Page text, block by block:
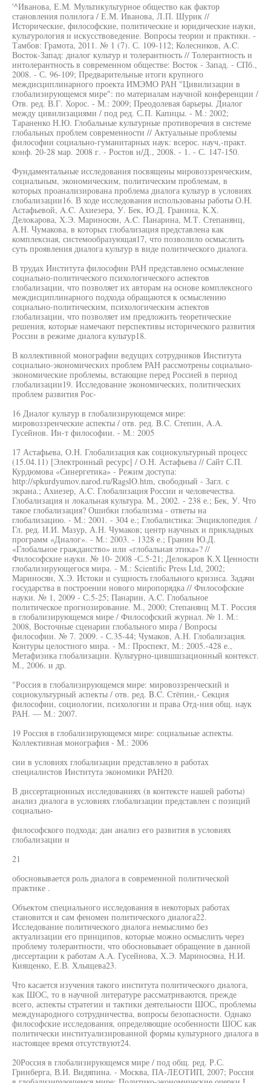
'^Иванова, Е.М. Мультикультурное общество как фактор
становления полилога / Е.М. Иванова, Л.П. Шурик //
Исторические, философские, политические и юридические науки,
культурология и искусствоведение. Вопросы теории и практики. -
Тамбов: Грамота, 2011. № 1 (7). С. 109-112; Колесников, A.C.
Восток-Запад: диалог культур и толерантность // Толерантность и
интолерантность в современном обществе: Восток - Запад. - СПб.,
2008. - С. 96-109; Предварительные итоги крупного
междисциплинарного проекта ИМЭМО РАН "Цивилизации в
глобализирующемся мире": по материалам научной конференции /
Отв. ред. В.Г. Хорос. - М.: 2009; Преодолевая барьеры. Диалог
между цивилизациями / под ред. С.П. Капицы. - М.: 2002;
Тараненко Н.Ю. Глобальные культурные противоречия в системе
глобальных проблем современности // Актуальные проблемы
философии социально-гуманитарных наук: всерос. науч,-практ.
конф. 20-28 мар. 2008 г. - Ростов н/Д., 2008. - 1. - С. 147-150.
Фундаментальные исследования посвящены мировоззренческим,
социальным, экономическим, политическим проблемам, в
которых проанализирована проблема диалога культур в условиях
глобализации16. В ходе исследования использованы работы О.Н.
Астафьевой, A.C. Ахиезера, У. Бек, Ю.Д. Гранина, К.Х.
Делокарова, Х.Э. Мариносян, A.C. Панарина, М.Т. Степанянц,
А.Н. Чумакова, в которых глобализация представлена как
комплексная, системообразующая17, что позволило осмыслить
суть проявления диалога культур в виде политического диалога.
В трудах Института философии РАН представлено осмысление
социально-политического психологического аспектов
глобализации, что позволяет их авторам на основе комплексного
междисциплинарного подхода обращаются к осмыслению
социально-политическим, психологическим аспектов
глобализации, что позволяет им предложить теоретические
решения, которые намечают перспективы исторического развития
России в режиме диалога культур18.
В коллективной монографии ведущих сотрудников Института
социально-экономических проблем РАН рассмотрены социально-
экономические проблемы, встающие перед Россией в период
глобализации19. Исследование экономических, политических
проблем развития Рос-
16 Диалог культур в глобализирующемся мире:
мировоззренческие аспекты / отв. ред. B.C. Степин, A.A.
Гусейнов. Ин-т философии. - М.: 2005
17 Астафьева, О.Н. Глобализация как социокультурный процесс
(15.04.11) [Электронный ресурс] / О.Н. Астафьева // Сайт С.П.
Курдюмова «Синергетика» - Режим доступа:
http://spkurdyumov.narod.ru/RagslO.htm, свободный - Загл. с
экрана.; Ахиезер, A.C. Глобализация России и человечества.
Глобализация и локальная культура. М., 2002. - 238 е.; Бек, У. Что
такое глобализация? Ошибки глобализма - ответы на
глобализацию. - М.: 2001. - 304 е.; Глобалистика: Энциклопедия. /
Гл. ред. И.И. Мазур, А.Н. Чумаков; центр научных и прикладных
программ «Диалог». - М.: 2003. - 1328 е.; Гранин Ю.Д.
«Глобальное гражданство» или «глобальная этика»? //
Философские науки. № 10- 2008 -С.5-21; Делокаров К.Х Ценности
глобализирующегося мира. - М.: Scientific Press Ltd, 2002;
Мариносян, Х.Э. Истоки и сущность глобального кризиса. Задачи
государства в построении нового миропорядка // Философские
науки. № 1, 2009 - С.5-25; Панарин, A.C. Глобальное
политическое прогнозирование. М., 2000; Степанянц М.Т. Россия
в глобализирующемся мире / Философский журнал. № 1. М.:
2008, Восточные сценарии глобального мира / Вопросы
философии. № 7. 2009. - С.35-44; Чумаков, А.Н. Глобализация.
Контуры целостного мира. - М.: Проспект, М.: 2005.-428 е.,
Метафизика глобализации. Культурно-цившшзационный контекст.
М., 2006. и др.
"Россия в глобализирующемся мире: мировоззренческий и
социокультурный аспекты / отв. ред. B.C. Стёпин,- Секция
философии, социологии, психологии и права Отд-ния общ. наук
РАН. — М.: 2007.
19 Россия в глобализирующемся мире: социальные аспекты.
Коллективная монография - М.: 2006
сии в условиях глобализации представлено в работах
специалистов Института экономики РАН20.
В диссертационных исследованиях (в контексте нашей работы)
анализ диалога в условиях глобализации представлен с позиций
социально-
философского подхода; дан анализ его развития в условиях
глобализации и
21
обосновывается роль диалога в современной политической
практике .
Объектом специального исследования в некоторых работах
становится и сам феномен политического диалога22.
Исследование политического диалога немыслимо без
актуализации его принципов, которые можно осмыслить через
проблему толерантности, что обосновывает обращение в данной
диссертации к работам A.A. Гусейнова, Х.Э. Мариносяна, Н.И.
Киященко, Е.В. Хлыщева23.
Что касается изучения такого института политического диалога,
как ШОС, то в научной литературе рассматриваются, прежде
всего, аспекты стратегии и тактики деятельности ШОС, проблемы
международного сотрудничества, вопросы безопасности. Однако
философские исследования, определяющие особенности ШОС как
политически институализированной формы культурного диалога в
настоящее время отсутствуют24.
20Россия в глобализирующемся мире / под общ. ред. Р.С.
Гринберга, В.И. Видяпина. - Москва, ПА-ЛЕОТИП, 2007; Россия